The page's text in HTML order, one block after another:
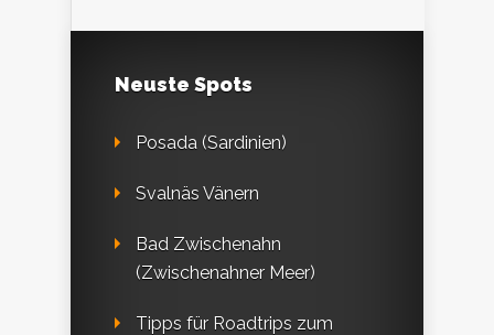
Neuste Spots
Posada (Sardinien)
Svalnäs Vänern
Bad Zwischenahn
(Zwischenahner Meer)
Tipps für Roadtrips zum